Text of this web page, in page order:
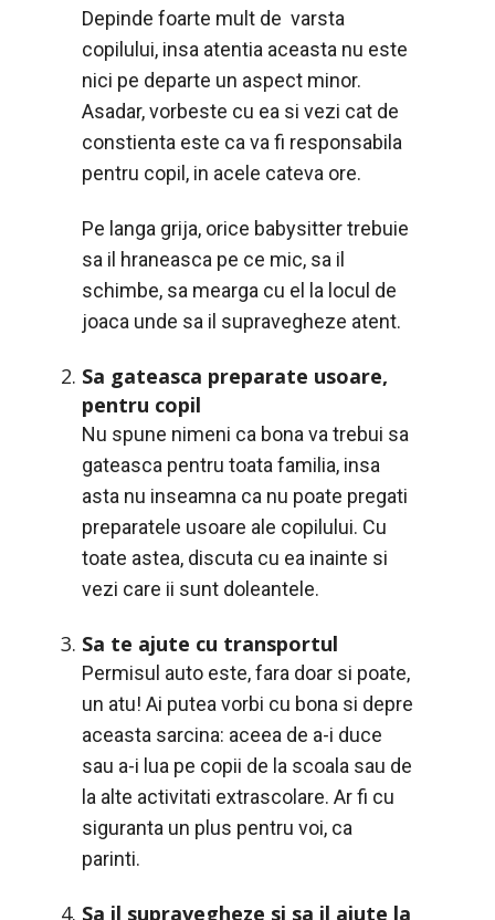
Depinde foarte mult de varsta
copilului, insa atentia aceasta nu este
nici pe departe un aspect minor.
Asadar, vorbeste cu ea si vezi cat de
constienta este ca va fi responsabila
pentru copil, in acele cateva ore.
Pe langa grija, orice babysitter trebuie
sa il hraneasca pe ce mic, sa il
schimbe, sa mearga cu el la locul de
joaca unde sa il supravegheze atent.
Sa gateasca preparate usoare,
pentru copil
Nu spune nimeni ca bona va trebui sa
gateasca pentru toata familia, insa
asta nu inseamna ca nu poate pregati
preparatele usoare ale copilului. Cu
toate astea, discuta cu ea inainte si
vezi care ii sunt doleantele.
Sa te ajute cu transportul
Permisul auto este, fara doar si poate,
un atu! Ai putea vorbi cu bona si depre
aceasta sarcina: aceea de a-i duce
sau a-i lua pe copii de la scoala sau de
la alte activitati extrascolare. Ar fi cu
siguranta un plus pentru voi, ca
parinti.
Sa il supravegheze si sa il ajute la